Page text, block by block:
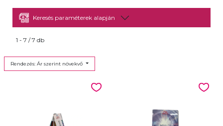
Keresés paraméterek alapján
1 - 7 / 7 db
Rendezés: Ár szerint növekvő